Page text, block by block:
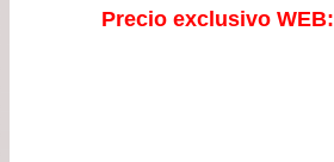
Precio exclusivo WEB: